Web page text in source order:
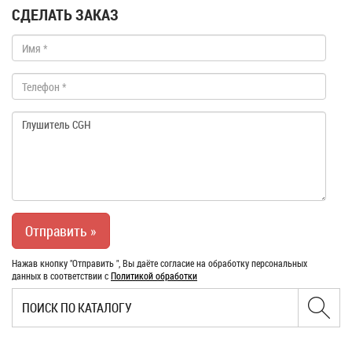
СДЕЛАТЬ ЗАКАЗ
Нажав кнопку "Отправить ", Вы даёте согласие на обработку персональных
данных в соответствии сПолитикой обработки